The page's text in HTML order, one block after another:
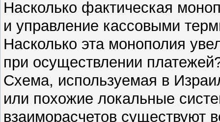
Насколько фактическая
и управление кассовыми
Насколько эта монополия
при осуществлении
Схема, используемая в
или похожие локальные
взаиморасчетов существуют